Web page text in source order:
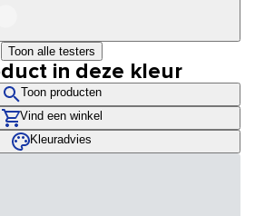
Toon alle testers
in deze kleur
Toon producten
Vind een winkel
Kleuradvies